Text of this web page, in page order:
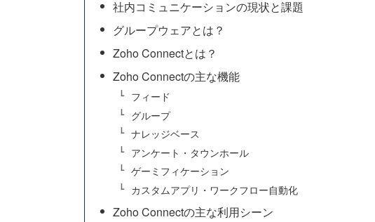
社内コミュニケーションの現状と課題
グループウェアとは？
Zoho Connectとは？
Zoho Connectの主な機能
フィード
グループ
ナレッジベース
アンケート・タウンホール
ゲーミフィケーション
カスタムアプリ・ワークフロー自動化
Zoho Connectの主な利用シーン